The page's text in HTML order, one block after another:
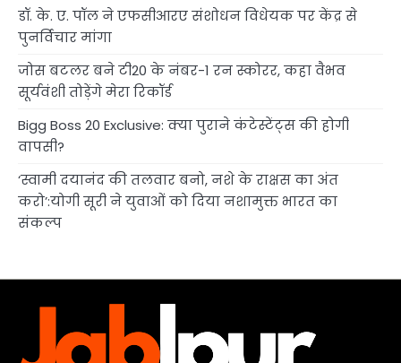
डॉ. के. ए. पॉल ने एफसीआरए संशोधन विधेयक पर केंद्र से
पुनर्विचार मांगा
जोस बटलर बने टी20 के नंबर-1 रन स्कोरर, कहा वैभव
सूर्यवंशी तोड़ेंगे मेरा रिकॉर्ड
Bigg Boss 20 Exclusive: क्या पुराने कंटेस्टेंट्स की होगी
वापसी?
‘स्वामी दयानंद की तलवार बनो, नशे के राक्षस का अंत
करो’:योगी सूरी ने युवाओं को दिया नशामुक्त भारत का
संकल्प